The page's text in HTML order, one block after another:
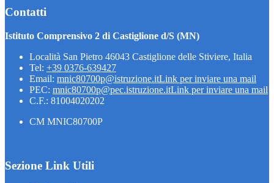
Contatti
Istituto Comprensivo 2 di Castiglione d/S (MN)
Località San Pietro 46043 Castiglione delle Stiviere, Italia
Tel: +39 0376-639427
Email: mnic80700p@istruzione.itLink per inviare una mail
PEC: mnic80700p@pec.istruzione.itLink per inviare una mail
C.F.: 81004020202
CM MNIC80700P
Sezione Link Utili